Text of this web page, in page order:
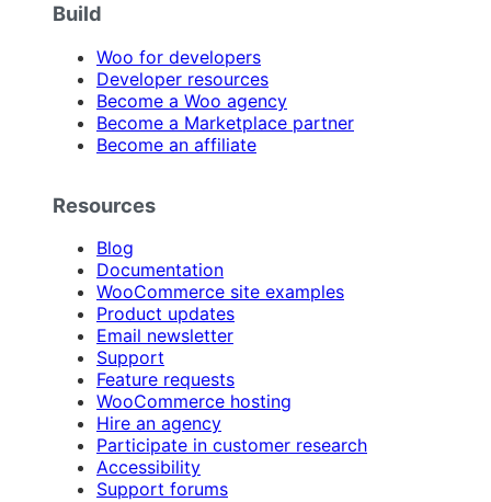
Build
Woo for developers
Developer resources
Become a Woo agency
Become a Marketplace partner
Become an affiliate
Resources
Blog
Documentation
WooCommerce site examples
Product updates
Email newsletter
Support
Feature requests
WooCommerce hosting
Hire an agency
Participate in customer research
Accessibility
Support forums